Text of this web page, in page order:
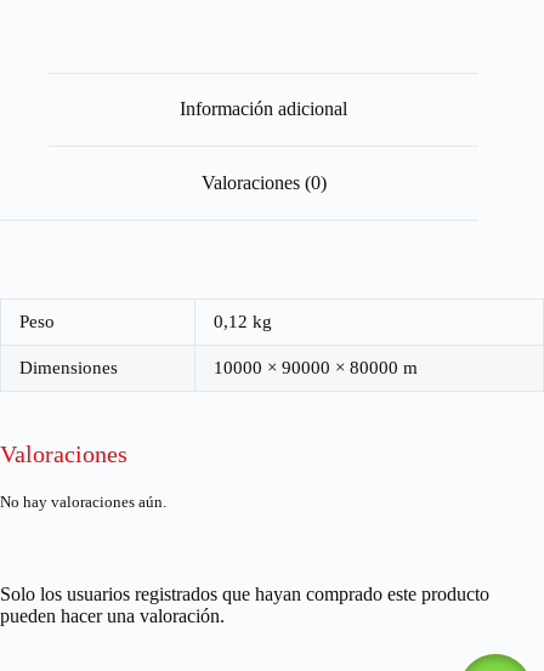
Información adicional
Valoraciones (0)
Peso 0,12 kg
Dimensiones 10000 × 90000 × 80000 m
Valoraciones
No hay valoraciones aún.
Solo los usuarios registrados que hayan comprado este producto
pueden hacer una valoración.